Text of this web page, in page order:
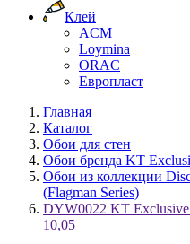
Клей
ACM
Loymina
ORAC
Европласт
Главная
Каталог
Обои для стен
Обои бренда KT
Обои из коллекции
(Flagman Series)
DYW0022 KT Exclusive
10,05